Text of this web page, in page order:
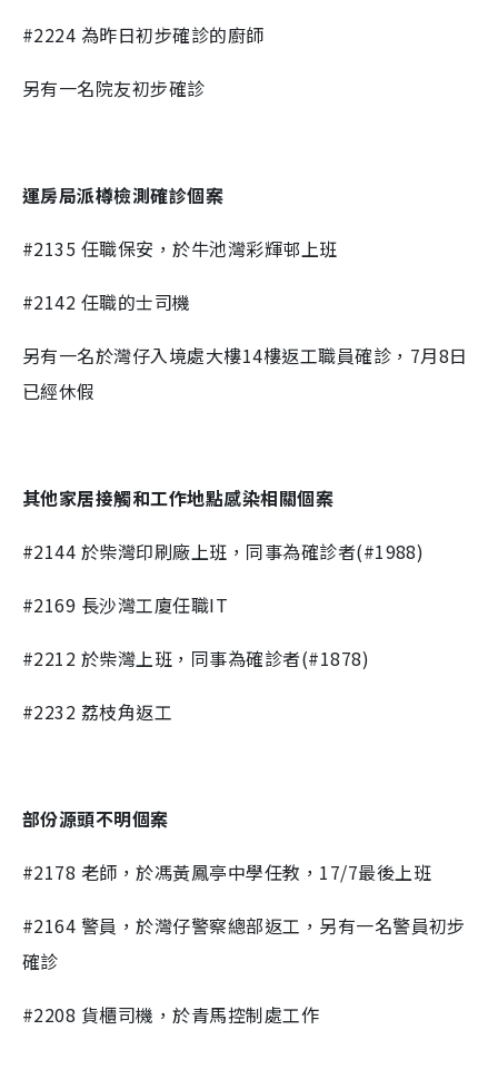
#2224 為昨日初步確診的廚師
另有一名院友初步確診
運房局派樽檢測確診個案
#2135 任職保安，於牛池灣彩輝邨上班
#2142 任職的士司機
另有一名於灣仔入境處大樓14樓返工職員確診， 7月8日
已經休假
其他家居接觸和工作地點感染相關個案
#2144 於柴灣印刷廠上班，同事為確診者(#1988)
#2169 長沙灣工廈任職IT
#2212 於柴灣上班，同事為確診者(#1878)
#2232 荔枝角返工
部份源頭不明個案
#2178 老師，於馮黃鳳亭中學任教， 17/7最後上班
#2164 警員，於灣仔警察總部返工，另有一名警員初步
確診
#2208 貨櫃司機，於青馬控制處工作